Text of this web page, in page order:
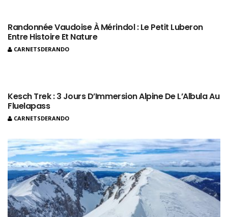
Randonnée Vaudoise À Mérindol : Le Petit Luberon
Entre Histoire Et Nature
CARNETSDERANDO
Kesch Trek : 3 Jours D’Immersion Alpine De L’Albula Au
Fluelapass
CARNETSDERANDO